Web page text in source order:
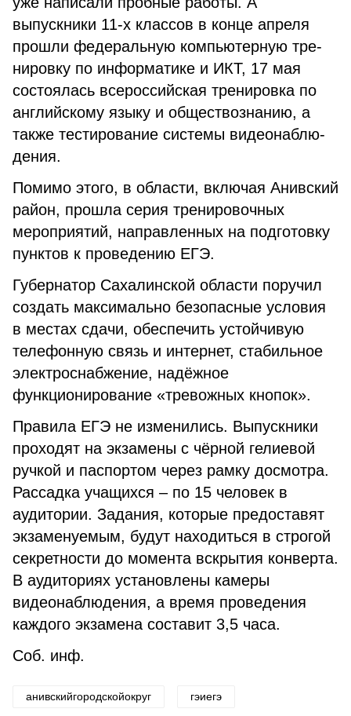
выпускники 11-х классов в конце апреля
прошли федеральную компьютерную тре­
нировку по информатике и ИКТ, 17 мая
состоялась всероссийская тренировка по
английскому языку и обществознанию, а
также тести­рование системы видеонаблю­
дения.
Помимо этого, в области, включая Анивский
район, прошла серия тренировочных
мероприя­тий, направленных на подготовку
пунктов к проведению ЕГЭ.
Губернатор Сахалинской области поручил
создать мак­симально безопасные усло­вия
в местах сдачи, обеспе­чить устойчивую
телефонную связь и интернет, стабильное
электроснабжение, надёжное
функционирование «тревож­ных кнопок».
Правила ЕГЭ не измени­лись. Выпускники
проходят на экзамены с чёрной гелиевой
ручкой и паспортом через рамку досмотра.
Рассадка учащихся – по 15 человек в
аудитории. Задания, которые предоставят
экзаменуемым, будут находить­ся в строгой
секретности до момента вскрытия конверта.
В аудиториях установлены каме­ры
видеонаблюдения, а время проведения
каждого экзамена составит 3,5 часа.
Соб. инф.
анивскийгородскойокруг гэиегэ